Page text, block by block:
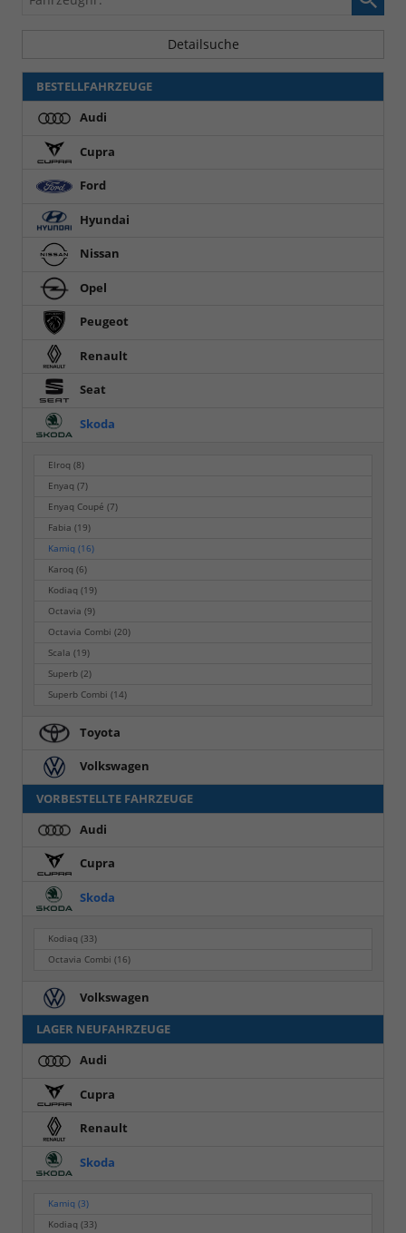
Detailsuche
BESTELLFAHRZEUGE
Audi
Cupra
Ford
Hyundai
Nissan
Opel
Peugeot
Renault
Seat
Skoda
Elroq(8)
Enyaq(7)
Enyaq Coupé(7)
Fabia(19)
Kamiq(16)
Karoq(6)
Kodiaq(19)
Octavia(9)
Octavia Combi(20)
Scala(19)
Superb(2)
Superb Combi(14)
Toyota
Volkswagen
VORBESTELLTE FAHRZEUGE
Audi
Cupra
Skoda
Kodiaq(33)
Octavia Combi(16)
Volkswagen
LAGER NEUFAHRZEUGE
Audi
Cupra
Renault
Skoda
Kamiq(3)
Kodiaq(33)